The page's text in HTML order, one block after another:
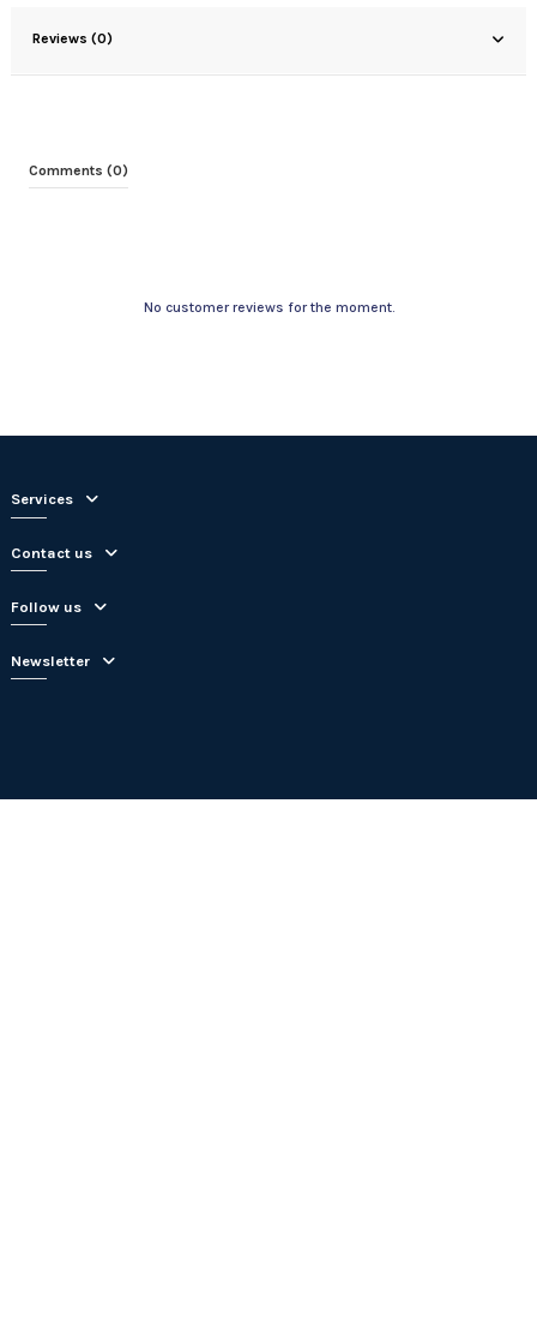
Reviews (0)
Comments (0)
No customer reviews for the moment.
Services
Contact us
Follow us
Newsletter